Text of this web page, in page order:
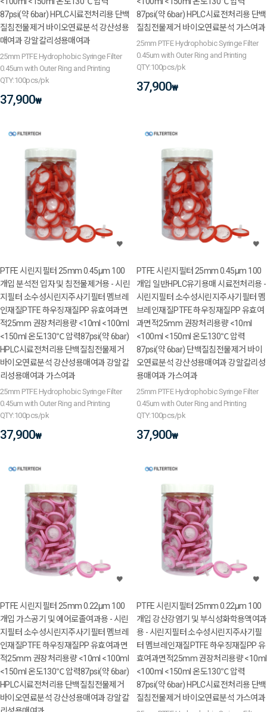
87psi(약 6bar) HPLC시료전처리용 단백
질침전물제거 바이오연료분석 강산성용
매여과 강알칼리성용매여과
25mm PTFE Hydrophobic Syringe Filter
0.45um with Outer Ring and Printing
QTY:100pcs/pk
37,900₩
87psi(약 6bar) HPLC시료전처리용 단백
질침전물제거 바이오연료분석 가스여과
25mm PTFE Hydrophobic Syringe Filter
0.45um with Outer Ring and Printing
QTY:100pcs/pk
37,900₩
PTFE 시린지필터 25mm 0.45μm 100
개입 분석전 입자 및 침전물제거용 - 시린
지필터 소수성시린지주사기필터 멤브레
인재질PTFE 하우징재질PP 유효여과면
적25mm 권장처리용량 <10ml <100ml
<150ml 온도130℃ 압력87psi(약 6bar)
HPLC시료전처리용 단백질침전물제거
바이오연료분석 강산성용매여과 강알칼
리성용매여과 가스여과
25mm PTFE Hydrophobic Syringe Filter
0.45um with Outer Ring and Printing
QTY:100pcs/pk
37,900₩
PTFE 시린지필터 25mm 0.45μm 100
개입 일반HPLC유기용매 시료전처리용 -
시린지필터 소수성시린지주사기필터 멤
브레인재질PTFE 하우징재질PP 유효여
과면적25mm 권장처리용량 <10ml
<100ml <150ml 온도130℃ 압력
87psi(약 6bar) 단백질침전물제거 바이
오연료분석 강산성용매여과 강알칼리성
용매여과 가스여과
25mm PTFE Hydrophobic Syringe Filter
0.45um with Outer Ring and Printing
QTY:100pcs/pk
37,900₩
PTFE 시린지필터 25mm 0.22μm 100
개입 가스공기 및 에어로졸여과용 - 시린
지필터 소수성시린지주사기필터 멤브레
인재질PTFE 하우징재질PP 유효여과면
적25mm 권장처리용량 <10ml <100ml
<150ml 온도130℃ 압력87psi(약 6bar)
HPLC시료전처리용 단백질침전물제거
바이오연료분석 강산성용매여과 강알칼
PTFE 시린지필터 25mm 0.22μm 100
개입 강산강염기 및 부식성화학용액여과
용 - 시린지필터 소수성시린지주사기필
터 멤브레인재질PTFE 하우징재질PP 유
효여과면적25mm 권장처리용량 <10ml
<100ml <150ml 온도130℃ 압력
87psi(약 6bar) HPLC시료전처리용 단백
질침전물제거 바이오연료분석 가스여과